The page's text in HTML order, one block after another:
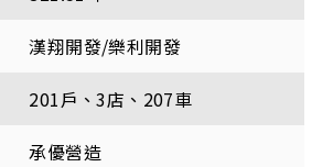
漢翔開發/樂利開發
201戶、3店、207車
承優營造